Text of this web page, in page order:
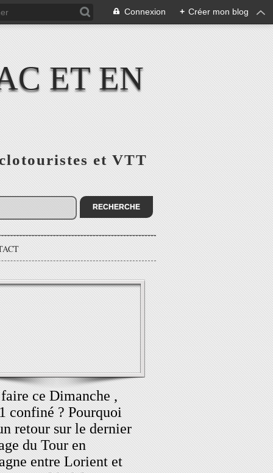
Connexion + Créer mon blog
ET EN
et VTT
ce Dimanche ,
confiné ? Pourquoi
retour sur le dernier
du Tour en
entre Lorient et